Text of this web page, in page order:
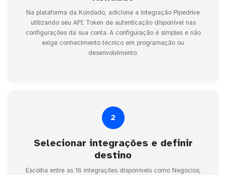
Na plataforma da Kondado, adicione a integração Pipedrive
utilizando seu API Token de autenticação disponível nas
configurações da sua conta. A configuração é simples e não
exige conhecimento técnico em programação ou
desenvolvimento.
2
Selecionar integrações e definir
destino
Escolha entre as 16 integrações disponíveis como Negócios,